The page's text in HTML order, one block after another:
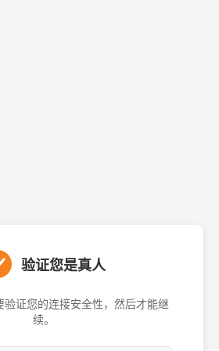
验证您是真人
证您的连接安全性，然后才能继
续。